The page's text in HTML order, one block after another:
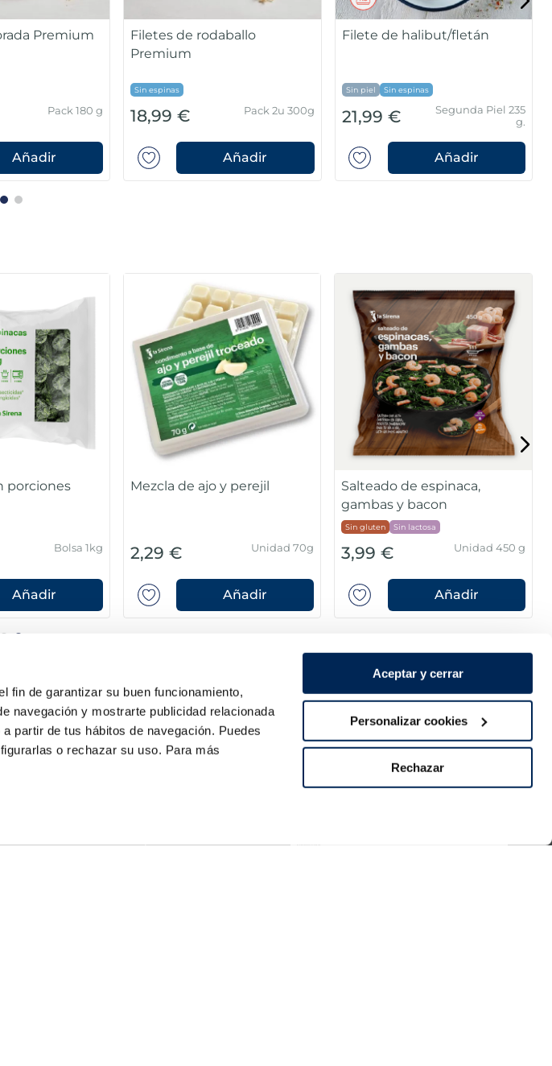
fin de garantizar su buen funcionamiento,
navegación y mostrarte publicidad relacionada
partir de tus hábitos de navegación. Puedes
o rechazar su uso. Para más
Aceptar y cerrar
Personalizar cookies
Rechazar
Premium
Pack 180 g
Añadir
Filetes de rodaballo
Premium
Sin espinas
18,99 € Pack 2u 300g
Añadir
Filete de halibut/fletán
Sin piel Sin espinas
21,99 €
Segunda Piel 235
g.
Añadir
porciones
Bolsa 1kg
Añadir
Mezcla de ajo y perejil
2,29 € Unidad 70g
Añadir
Salteado de espinaca,
gambas y bacon
Sin gluten Sin lactosa
3,99 € Unidad 450 g
Añadir